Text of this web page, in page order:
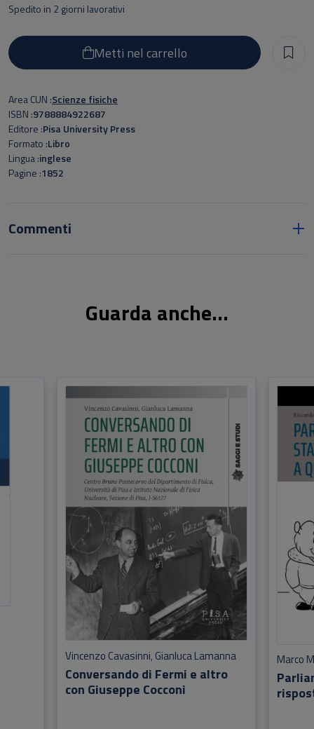
Metti nel carrello
Spedito in 2 giorni lavorativi
Area CUN Scienze fisiche
ISBN 9788884922687
Editore Pisa University Press
Formato Libro
Lingua inglese
Pagine 1852
Commenti
Guarda anche...
Conversando di Fermi e altro
con Giuseppe Cocconi
Vincenzo Cavasinni, Gianluca Lamanna Marco